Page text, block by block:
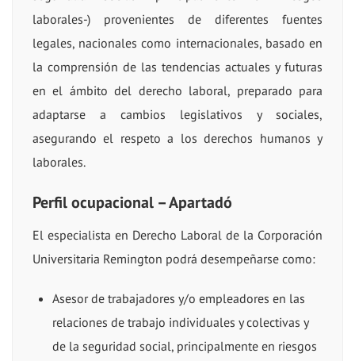
laborales-) provenientes de diferentes fuentes
legales, nacionales como internacionales, basado en
la comprensión de las tendencias actuales y futuras
en el ámbito del derecho laboral, preparado para
adaptarse a cambios legislativos y sociales,
asegurando el respeto a los derechos humanos y
laborales.
Perfil ocupacional – Apartadó
El especialista en Derecho Laboral de la Corporación
Universitaria Remington podrá desempeñarse como:
Asesor de trabajadores y/o empleadores en las
relaciones de trabajo individuales y colectivas y
de la seguridad social, principalmente en riesgos